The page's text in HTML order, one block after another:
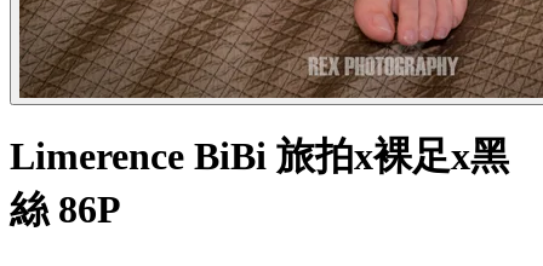
Limerence BiBi 旅拍x裸足x黑
絲 86P